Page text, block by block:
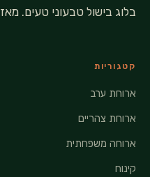
בלוג בישול טבעוני טעים. מאז 2018.
קטגוריות
ארוחת ערב
ארוחת צהריים
ארוחה משפחתית
קינוח